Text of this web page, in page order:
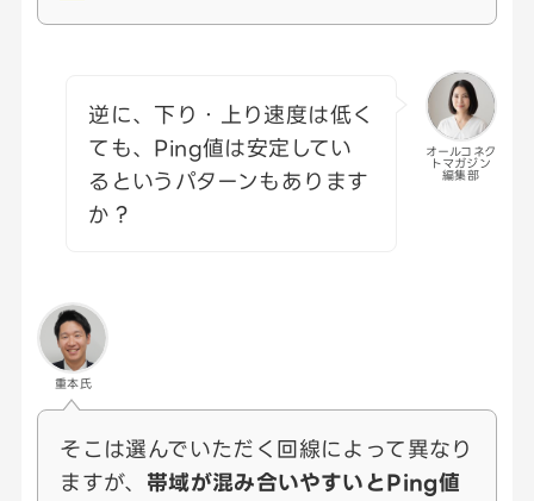
オールコネク
トマガジン
編集部
逆に、下り・上り速度は低く
ても、Ping値は安定してい
るというパターンもあります
か？
重本氏
そこは選んでいただく回線によって異なり
ますが、 帯域が混み合いやすいとPing値